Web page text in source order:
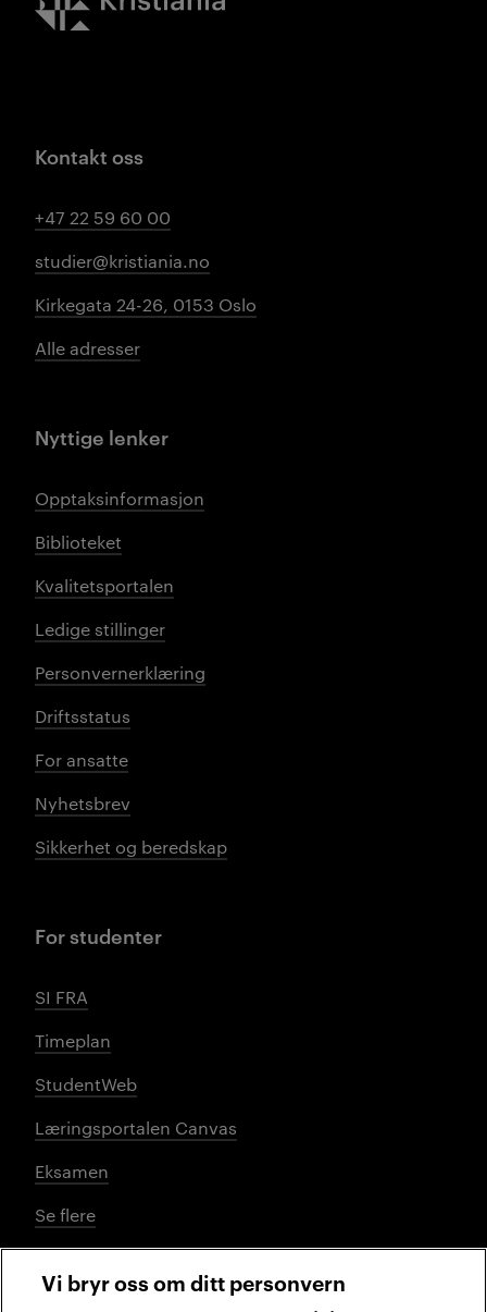
Kontakt oss
+47 22 59 60 00
studier@kristiania.no
Kirkegata 24-26, 0153 Oslo
Alle adresser
Nyttige lenker
Opptaksinformasjon
Biblioteket
Kvalitetsportalen
Ledige stillinger
Personvernerklæring
Driftsstatus
For ansatte
Nyhetsbrev
Sikkerhet og beredskap
For studenter
SI FRA
Timeplan
StudentWeb
Læringsportalen Canvas
Eksamen
Se flere
Sosiale medier
Vi bryr oss om ditt personvern